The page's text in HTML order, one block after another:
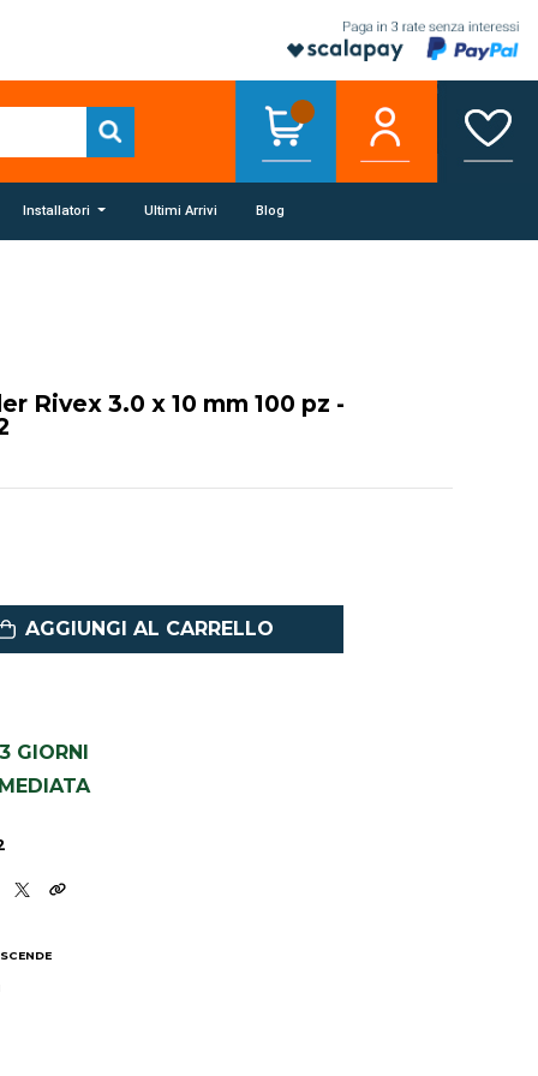
Installatori Ultimi Arrivi Blog
Rivex 3.0 x 10 mm 100 pz -
AGGIUNGI AL CARRELLO
GIORNI